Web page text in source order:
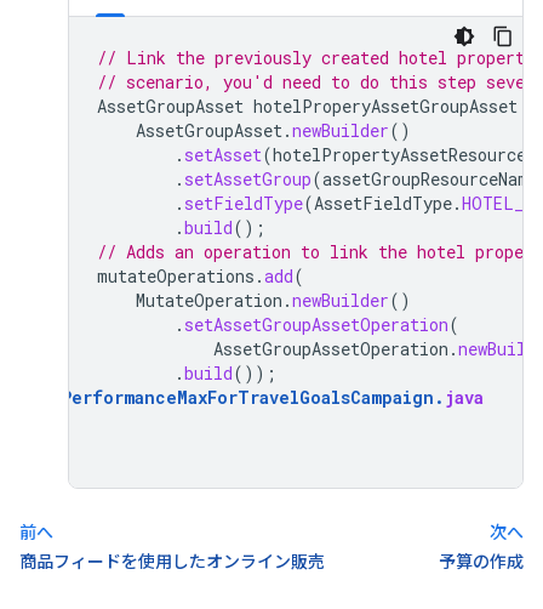
// Link the previously created hotel
// scenario, you'd need to do this step
AssetGroupAsset hotelProperyAssetGroupAsset
AssetGroupAsset.newBuilder()
. setAsset(
. setAssetGroup(assetGroupResourceName
. setFieldType(AssetFieldType.
.build();
// Adds an operation to link the hotel
mutateOperations .add(
MutateOperation .newBuilder()
. setAssetGroupAssetOperation(
AssetGroupAssetOperation .
.build());
AddPerformanceMaxForTravelGoalsCampaign . java
前へ
商品フィードを使用したオンライン販売
次へ
予算の作成